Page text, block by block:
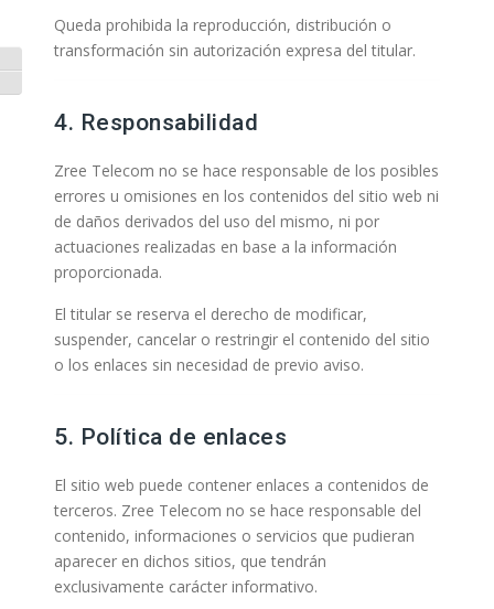
Alternar alto contraste
Alternar tamaño de letra
Queda prohibida la reproducción, distribución o
transformación sin autorización expresa del titular.
4. Responsabilidad
Zree Telecom no se hace responsable de los posibles
errores u omisiones en los contenidos del sitio web ni
de daños derivados del uso del mismo, ni por
actuaciones realizadas en base a la información
proporcionada.
El titular se reserva el derecho de modificar,
suspender, cancelar o restringir el contenido del sitio
o los enlaces sin necesidad de previo aviso.
5. Política de enlaces
El sitio web puede contener enlaces a contenidos de
terceros. Zree Telecom no se hace responsable del
contenido, informaciones o servicios que pudieran
aparecer en dichos sitios, que tendrán
exclusivamente carácter informativo.